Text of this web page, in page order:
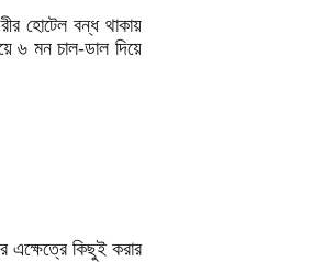
হোটেল বন্ধ থাকায়
৬ মন চাল-ডাল দিয়ে
এক্ষেত্রে কিছুই করার